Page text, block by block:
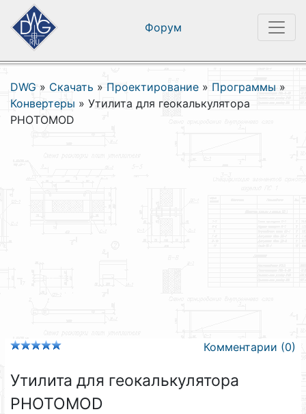
Форум
DWG » Скачать » Проектирование » Программы »
Конвертеры » Утилита для геокалькулятора
PHOTOMOD
Комментарии (0)
Утилита для геокалькулятора
PHOTOMOD